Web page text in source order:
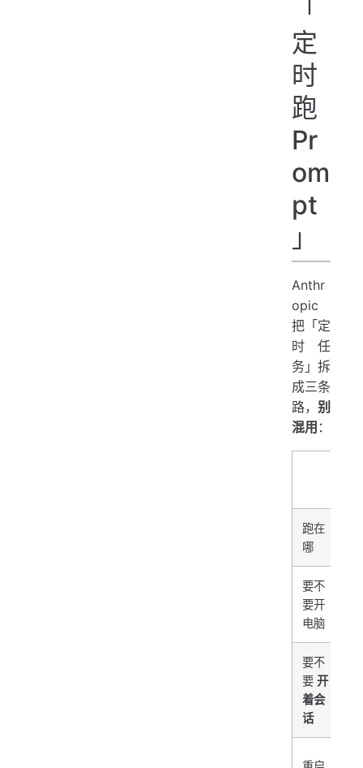
「
定
时
跑
Pr
om
pt
」
Anthr
opic
把「定
时任
务」拆
成三条
路， 别
混用 ：
跑在
哪
要不
要开
电脑
要不
要 开
着会
话